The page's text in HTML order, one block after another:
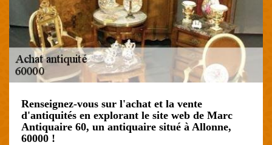
Renseignez-vous sur l'achat et la vente
d'antiquités en explorant le site web de Marc
Antiquaire 60, un antiquaire situé à Allonne,
60000 !